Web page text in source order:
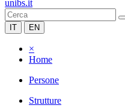
unibs.it
IT EN
×
Home
Persone
Strutture